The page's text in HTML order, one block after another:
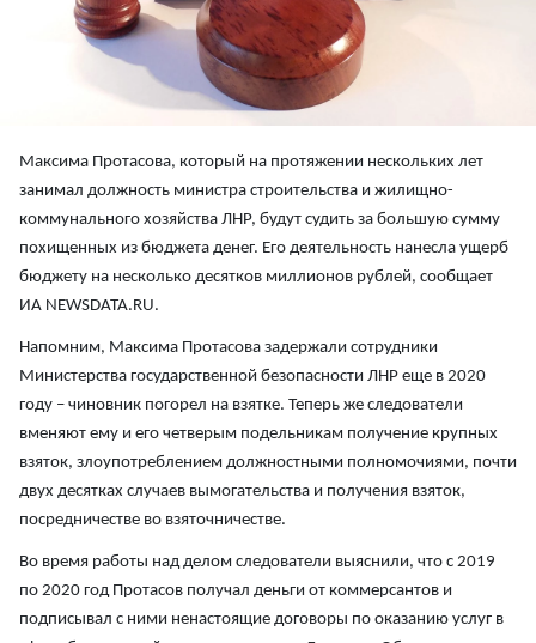
Максима Протасова, который на протяжении нескольких лет
занимал должность министра строительства и жилищно-
коммунального хозяйства ЛНР, будут судить за большую сумму
похищенных из бюджета денег. Его деятельность нанесла ущерб
бюджету на несколько десятков миллионов рублей, сообщает
ИА NEWSDATA.RU.
Напомним, Максима Протасова задержали сотрудники
Министерства государственной безопасности ЛНР еще в 2020
году – чиновник погорел на взятке. Теперь же следователи
вменяют ему и его четверым подельникам получение крупных
взяток, злоупотреблением должностными полномочиями, почти
двух десятках случаев вымогательства и получения взяток,
посредничестве во взяточничестве.
Во время работы над делом следователи выяснили, что с 2019
по 2020 год Протасов получал деньги от коммерсантов и
подписывал с ними ненастоящие договоры по оказанию услуг в